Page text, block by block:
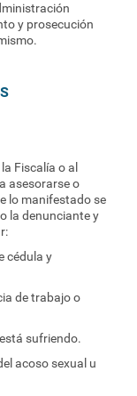
y prosecución
Fiscalía o al
asesorarse o
lo manifestado se
la denunciante y
cédula y
de trabajo o
sufriendo.
acoso sexual u